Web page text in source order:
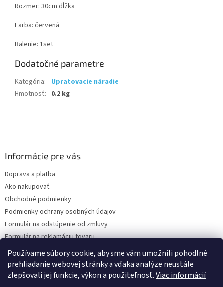
Používame súbory cookie, aby sme vám umožnili pohodlné
prehliadanie webovej stránky a vďaka analýze neustále
zlepšovali jej funkcie, výkon a použiteľnosť.Viac informácií
Rozmer: 30cm dĺžka
Farba: červená
Balenie: 1set
Dodatočné parametre
Kategória:
Upratovacie náradie
Hmotnosť: 0.2 kg
Informácie pre vás
Doprava a platba
Ako nakupovať
Obchodné podmienky
Podmienky ochrany osobných údajov
Formulár na odstúpenie od zmluvy
Formulár na reklamáciu tovaru
Kontakty